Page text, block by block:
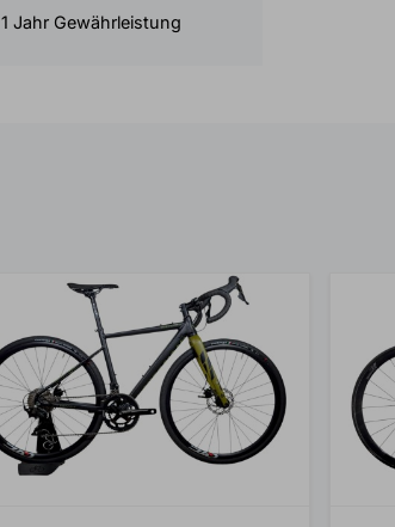
1 Jahr Gewährleistung